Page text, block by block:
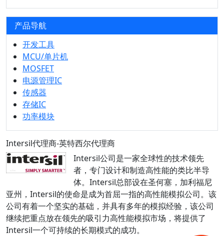
产品导航
开发工具
MCU/单片机
MOSFET
电源管理IC
传感器
存储IC
功率模块
Intersil代理商-英特西尔代理商
Intersil公司是一家全球性的技术领先
者，专门设计和制造高性能的类比半导
体。Intersil总部设在圣何塞，加利福尼
亚州，Intersil的使命是成为首屈一指的高性能模拟公司。该
公司有着一个坚实的基础，并具有多年的模拟经验，该公司
继续把重点放在领先的吸引力高性能模拟市场，将提供了
Intersil一个可持续的长期模式的成功。